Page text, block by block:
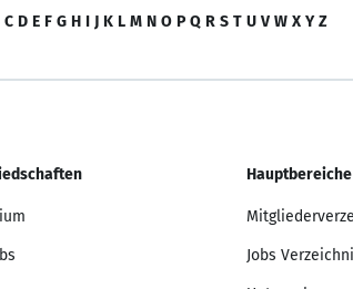
C D E F G H I J K L M N O P Q R S T U V W X Y Z
Hauptbereiche
Jobs